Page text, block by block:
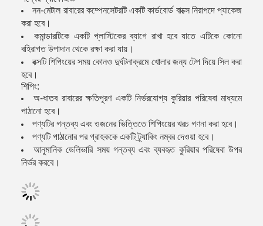
নন-মেটাল রাবারের কম্পেনসেটরটি একটি কার্ডবোর্ড বাক্সে নিরাপদে প্যাকেজ
করা হবে।
কমান্ডারটিকে একটি প্লাস্টিকের ব্যাগে রাখা হবে যাতে এটিকে কোনো
বহিরাগত উপাদান থেকে রক্ষা করা যায়।
বক্সটি শিপিংয়ের সময় কোনও দুর্ঘটনাক্রমে খোলার জন্য টেপ দিয়ে সিল করা
হবে।
শিপিং:
অ-ধাতব রাবারের ক্ষতিপূরণ একটি নির্ভরযোগ্য কুরিয়ার পরিষেবা মাধ্যমে
পাঠানো হবে।
পণ্যটির গন্তব্য এবং ওজনের ভিত্তিতে শিপিংয়ের খরচ গণনা করা হবে।
পণ্যটি পাঠানোর পর গ্রাহককে একটি ট্র্যাকিং নম্বর দেওয়া হবে।
আনুমানিক ডেলিভারি সময় গন্তব্য এবং ব্যবহৃত কুরিয়ার পরিষেবা উপর
নির্ভর করবে।